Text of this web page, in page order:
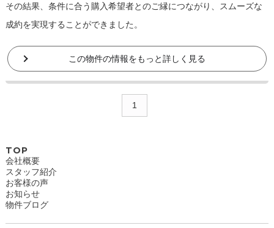
その結果、条件に合う購入希望者とのご縁につながり、スムーズな
成約を実現することができました。
この物件の情報をもっと詳しく見る
1
TOP
会社概要
スタッフ紹介
お客様の声
お知らせ
物件ブログ